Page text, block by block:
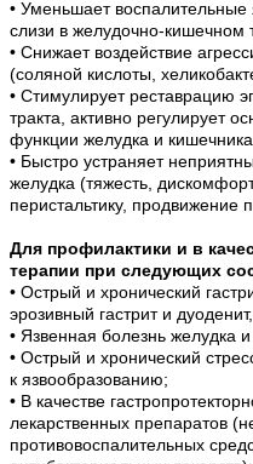
• Уменьшает
слизи в желудочно-кишечном
• Снижает воздействие
(соляной кислоты,
• Стимулирует реставрацию
тракта, активно регулирует
функции желудка и кишечника.
• Быстро устраняет
желудка (тяжесть,
перистальтику, продвижение
Для профилактики и в
терапии при следующих
• Острый и хронический
эрозивный гастрит и
• Язвенная болезнь желудка
• Острый и хронический
к язвообразованию;
• В качестве
лекарственных препаратов
противовоспалительных